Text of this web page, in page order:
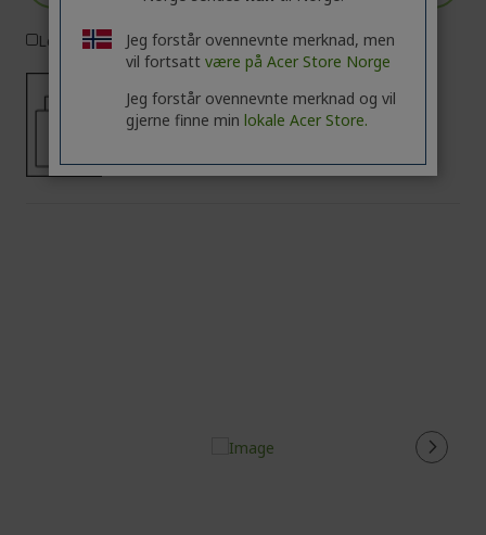
Legg i sammenligning
135 - 135
Jeg forstår ovennevnte merknad, men
vil fortsatt være på Acer Store Norge
Jeg forstår ovennevnte merknad og vil
gjerne finne min lokale Acer Store.